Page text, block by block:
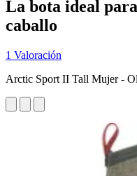
La bota ideal
caballo
1 Valoración
Arctic Sport II Tall Mujer -